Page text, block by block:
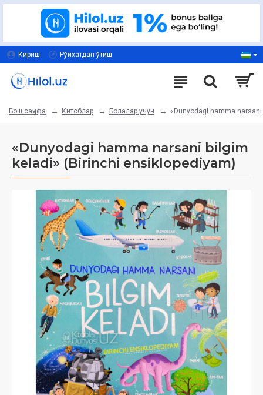
Кириш Рўйхатдан ўтиш
Бош саҳифа Китоблар Болалар учун «Dunyodagi hamma
«Dunyodagi hamma narsani bilgim
keladi» (Birinchi ensiklopediyam)